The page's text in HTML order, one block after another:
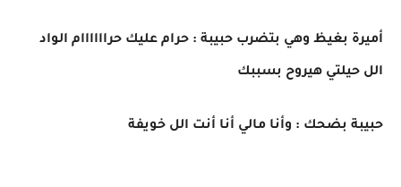
أميرة بغيظ وهي بتضرب حبيبة : حرام عليك حراااااام الواد
الل حيلتي هيروح بسببك
حبيبة بضحك : وأنا مالي أنا أنت الل خويفة